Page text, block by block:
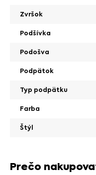
Zvršok
Podšívka
Podošva
Podpätok
Typ podpätku
Farba
Štýl
Prečo